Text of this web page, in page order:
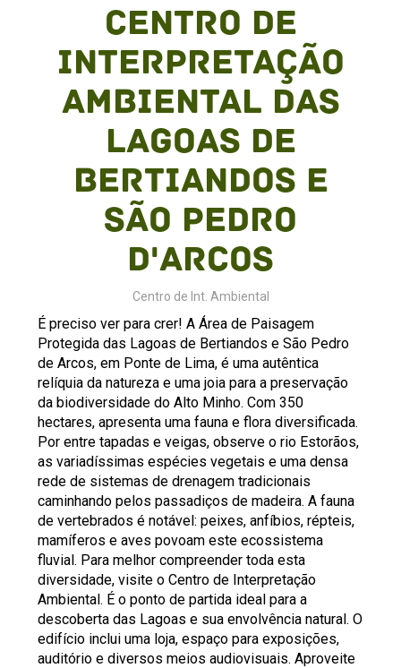
Centro de
Interpretação
Ambiental das
Lagoas de
Bertiandos e
São Pedro
d'Arcos
Centro de Int. Ambiental
É preciso ver para crer! A Área de Paisagem
Protegida das Lagoas de Bertiandos e São Pedro
de Arcos, em Ponte de Lima, é uma autêntica
relíquia da natureza e uma joia para a preservação
da biodiversidade do Alto Minho. Com 350
hectares, apresenta uma fauna e flora diversificada.
Por entre tapadas e veigas, observe o rio Estorãos,
as variadíssimas espécies vegetais e uma densa
rede de sistemas de drenagem tradicionais
caminhando pelos passadiços de madeira. A fauna
de vertebrados é notável: peixes, anfíbios, répteis,
mamíferos e aves povoam este ecossistema
fluvial. Para melhor compreender toda esta
diversidade, visite o Centro de Interpretação
Ambiental. É o ponto de partida ideal para a
descoberta das Lagoas e sua envolvência natural. O
edifício inclui uma loja, espaço para exposições,
auditório e diversos meios audiovisuais. Aproveite